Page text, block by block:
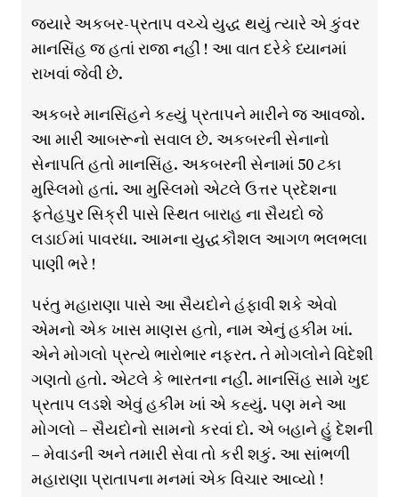
જ્યારે અકબર-પ્રતાપ વચ્ચે યુદ્ધ થયું ત્યારે એ કુંવર
માનસિંહ જ હતાં રાજા નહીં ! આ વાત દરેકે ધ્યાનમાં
રાખવાં જેવી છે.
અકબરે માનસિંહને કહ્યું પ્રતાપને મારીને જ આવજો.
આ મારી આબરૂનો સવાલ છે. અકબરની સેનાનો
સેનાપતિ હતો માનસિંહ. અકબરની સેનામાં 50 ટકા
મુસ્લિમો હતાં. આ મુસ્લિમો એટલે ઉત્તર પ્રદેશના
ફતેહપુર સિક્રી પાસે સ્થિત બારાહ ના સૈયદો જે
લડાઈમાં પાવરધા. આમના યુદ્ધકૌશલ આગળ ભલભલા
પાણી ભરે !
પરંતુ મહારાણા પાસે આ સૈયદોને હંફાવી શકે એવો
એમનો એક ખાસ માણસ હતો, નામ એનું હકીમ ખાં.
એને મોગલો પ્રત્યે ભારોભાર નફરત. તે મોગલોને વિદેશી
ગણતો હતો. એટલે કે ભારતના નહીં. માનસિંહ સામે ખુદ
પ્રતાપ લડશે એવું હકીમ ખાં એ કહ્યું. પણ મને આ
મોગલો – સૈયદોનો સામનો કરવાં દો. એ બહાને હું દેશની
– મેવાડની અને તમારી સેવા તો કરી શકું. આ સાંભળી
મહારાણા પ્રાતાપના મનમાં એક વિચાર આવ્યો !